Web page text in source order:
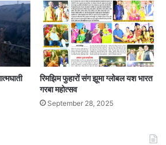
रिमझिम फुहारों संग झूमा ग्लोबल यश भारत
गरबा महोत्सव
September 28, 2025